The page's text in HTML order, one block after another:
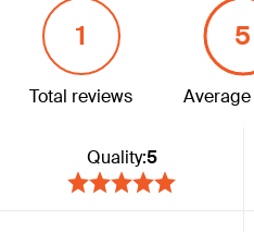
1
Total reviews
5
Quality:5